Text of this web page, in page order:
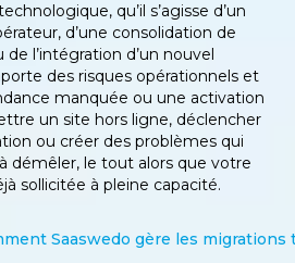
qu’il s’agisse d’un
d’une consolidation de
l’intégration d’un nouvel
des risques opérationnels et
manquée ou une activation
un site hors ligne, déclencher
ou créer des problèmes qui
démêler, le tout alors que votre
sollicitée à pleine capacité.
Saaswedo gère les